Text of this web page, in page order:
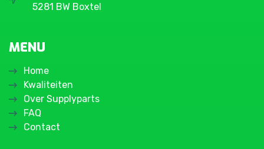
5281 BW Boxtel
MENU
Home
Kwaliteiten
Over Supplyparts
FAQ
Contact